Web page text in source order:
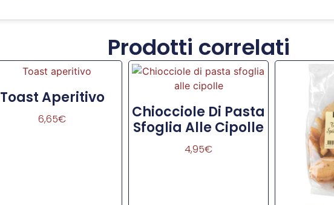
Prodotti correlati
Toast Aperitivo
6,65€
Chiocciole Di Pasta
Sfoglia Alle Cipolle
4,95€